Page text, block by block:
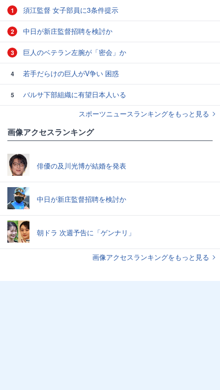
1 須江監督 女子部員に3条件提示
2 中日が新庄監督招聘を検討か
3 巨人のベテラン左腕が「密会」か
4 若手だらけの巨人がV争い 困惑
5
バルサ下部組織に有望日本人いる
スポーツニュースランキングをもっと見る
画像アクセスランキング
俳優の及川光博が結婚を発表
中日が新庄監督招聘を検討か
朝ドラ 次週予告に「ゲンナリ」
画像アクセスランキングをもっと見る